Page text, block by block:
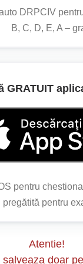
din de
obligat:
banda sau în
a semnalizat și s-a
vehiculul
la trafic.
DRPCIV
B, C, D, E, A –
GRATUIT
pentru
pregătită pentru
Atentie!
salveaza doar